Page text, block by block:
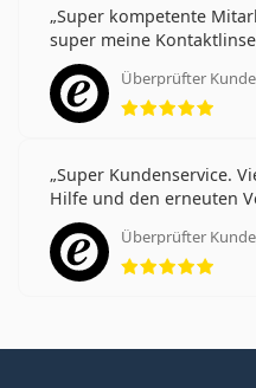
Super kompetente
super meine
Überprüfter
Super Kundenservice.
Hilfe und den erneuten
Überprüfter